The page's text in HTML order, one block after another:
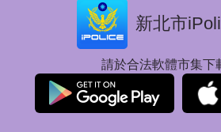
新北市
請於合法軟體市集下